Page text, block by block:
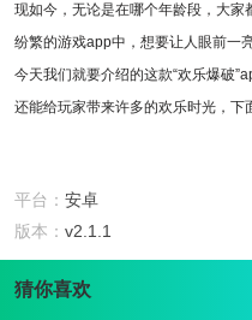
现如今，无论是在哪个年龄段，大
纷繁的游戏app中，想要让人眼前一
今天我们就要介绍的这款“欢乐爆破
还能给玩家带来许多的欢乐时光，
“欢乐爆破”是一款非常有趣的消除类
效，同时规则简单，容易上手，适合
相同颜色的方块相互连接便能得分
app还有闯关模式以及无尽模式，让
平台： 安卓
版本： v2.1.1
猜你喜欢